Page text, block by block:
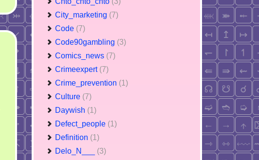
City_marketing (7)
Code (7)
Code90gambling (3)
Comics_news (7)
Crimeexpert (7)
Crime_prevention (1)
Culture (7)
Daywish (1)
Defect_people (1)
Definition (1)
Delo_N___ (3)